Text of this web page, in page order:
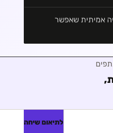
אמיתית שאפשר
לתיאום שיחה